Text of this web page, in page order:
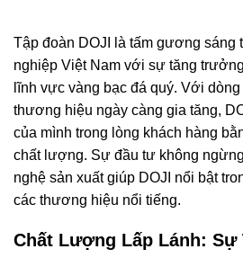
Tập đoàn DOJI là tấm gương sáng
nghiệp Việt Nam với sự tăng
lĩnh vực vàng bạc đá quý. Với
thương hiệu ngày càng gia tăng,
của mình trong lòng khách hàng
chất lượng. Sự đầu tư không
nghệ sản xuất giúp DOJI nổi bật
các thương hiệu nổi tiếng.
Chất Lượng Lấp Lánh: Sự